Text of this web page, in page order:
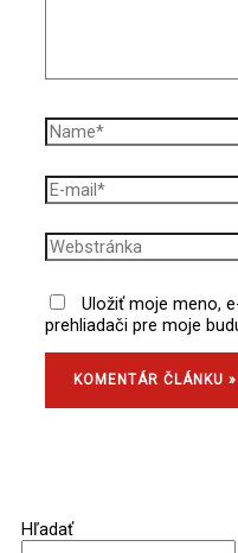
Uložiť moje meno,
prehliadači pre moje
Hľadať